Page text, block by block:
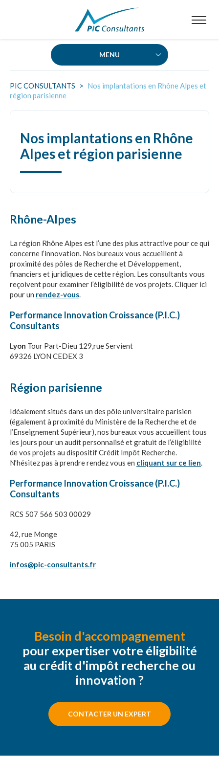
MENU
CRÉDIT D’IMPÔT RECHERCHE (CIR)
Dépenses éligibles au CIR
Déclaration et sécurisation
Rescrit CIR
Référencement conseil CIR-CII
CIR Collaboratif (CICO)
CIR VERT
CRÉDIT IMPÔT INNOVATION
CRÉDIT IMPÔT COLLECTION
JEUNE ENTREPRISE INNOVANTE
Aides et subventions BPI
Le financement de l’éco-innovation et
de l’innovation responsable
Aides régionales pour PME
RECRUTEMENT DE SCIENTIFIQUES
PIC CONSULTANTS > Nos implantations en Rhône Alpes et
région parisienne
Nos implantations en Rhône
Alpes et région parisienne
Rhône-Alpes
La région Rhône Alpes est l’une des plus attractive pour ce qui
concerne l’innovation. Nos bureaux vous accueillent à
proximité des pôles de Recherche et Développement,
financiers et juridiques de cette région. Les consultants vous
reçoivent pour examiner l’éligibilité de vos projets. Cliquer ici
pour un rendez-vous.
Performance Innovation Croissance (P.I.C.)
Consultants
Lyon Tour Part-Dieu 129,rue Servient
69326 LYON CEDEX 3
Région parisienne
Idéalement situés dans un des pôle universitaire parisien
(également à proximité du Ministère de la Recherche et de
l’Enseignement Supérieur), nos bureaux vous accueillent tous
les jours pour un audit personnalisé et gratuit de l’éligibilité
de vos projets au dispositif Crédit Impôt Recherche.
N’hésitez pas à prendre rendez vous en cliquant sur ce lien.
Performance Innovation Croissance (P.I.C.)
Consultants
RCS 507 566 503 00029
42, rue Monge
75 005 PARIS
infos@pic-consultants.fr
Besoin d'accompagnement
pour expertiser votre éligibilité
au crédit d'impôt recherche ou
innovation ?
CONTACTER UN EXPERT